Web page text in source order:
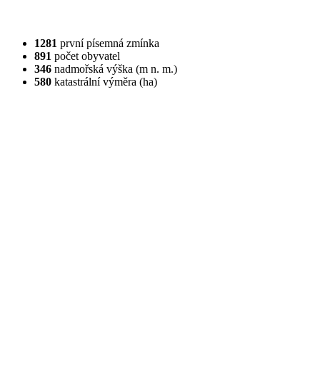
1281 první písemná zmínka
891 počet obyvatel
346 nadmořská výška (m n. m.)
580 katastrální výměra (ha)